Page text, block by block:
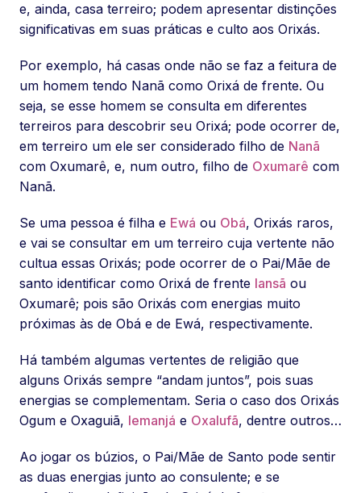
e, ainda, casa terreiro; podem apresentar distinções
significativas em suas práticas e culto aos Orixás.
Por exemplo, há casas onde não se faz a feitura de
um homem tendo Nanã como Orixá de frente. Ou
seja, se esse homem se consulta em diferentes
terreiros para descobrir seu Orixá; pode ocorrer de,
em terreiro um ele ser considerado filho de Nanã
com Oxumarê, e, num outro, filho de Oxumarê com
Nanã.
Se uma pessoa é filha e Ewá ou Obá, Orixás raros,
e vai se consultar em um terreiro cuja vertente não
cultua essas Orixás; pode ocorrer de o Pai/Mãe de
santo identificar como Orixá de frente Iansã ou
Oxumarê; pois são Orixás com energias muito
próximas às de Obá e de Ewá, respectivamente.
Há também algumas vertentes de religião que
alguns Orixás sempre “andam juntos”, pois suas
energias se complementam. Seria o caso dos Orixás
Ogum e Oxaguiã, Iemanjá e Oxalufã, dentre outros…
Ao jogar os búzios, o Pai/Mãe de Santo pode sentir
as duas energias junto ao consulente; e se